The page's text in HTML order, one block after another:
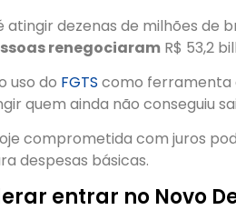
dezenas de milhões de
renegociaram R$ 53,2
uso do FGTS como ferramenta
quem ainda não conseguiu
comprometida com juros
despesas básicas.
entrar no Novo